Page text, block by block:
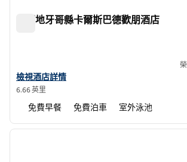
北聖地牙哥縣卡爾斯巴德歡朋酒店
查看北聖地牙哥縣卡爾斯巴德希爾頓歡朋酒店
檢視酒店詳情
6.66 英里
免費早餐 免費泊車 室外泳池
第 1 頁，共 12 頁